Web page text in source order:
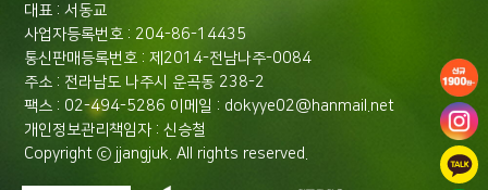
대표 : 서동교
사업자등록번호 : 204-86-14435
통신판매등록번호 : 제2014-전남나주-0084
주소 : 전라남도 나주시 운곡동 238-2
팩스 : 02-494-5286 이메일 : dokyye02@hanmail.net
개인정보관리책임자 : 신승철
Copyright ⓒ jjangjuk. All rights reserved.